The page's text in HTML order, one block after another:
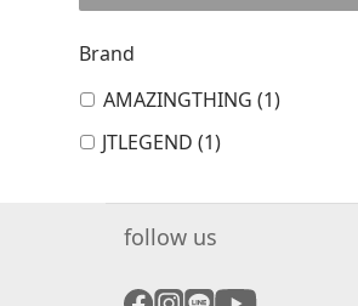
Brand
AMAZINGTHING (1)
JTLEGEND (1)
follow us